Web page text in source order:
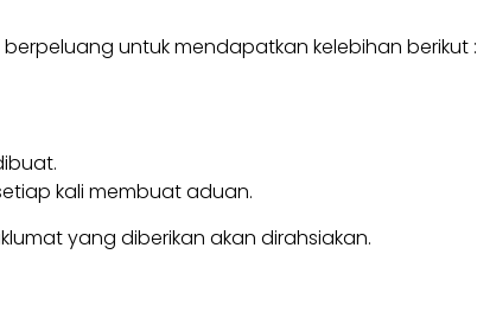
untuk mendapatkan kelebihan berikut :
kali membuat aduan.
yang diberikan akan dirahsiakan.